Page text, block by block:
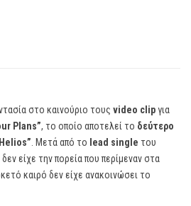
στο καινούριο τους video clipγια
Plans”, το οποίο αποτελεί το δεύτερο
. Μετά από το lead single του
είχε την πορεία που περίμεναν στα
καιρό δεν είχε ανακοινώσει το